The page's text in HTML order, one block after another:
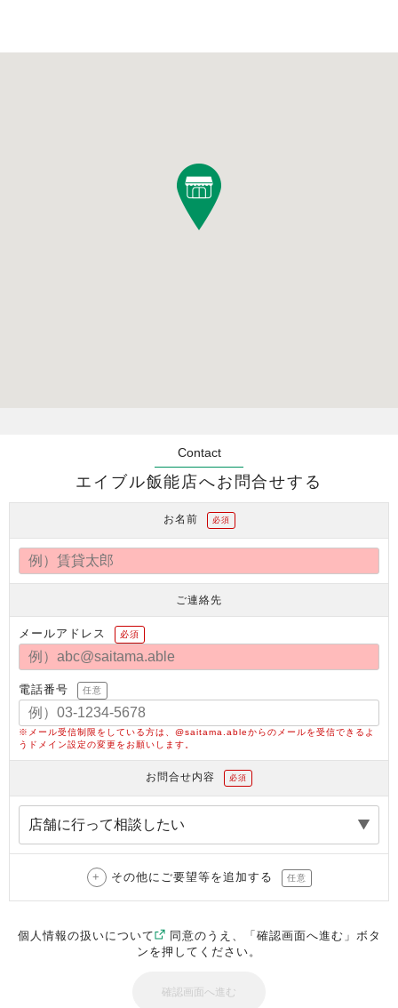
Contact
エイブル飯能店へお問合せする
お名前 必須
ご連絡先
メールアドレス 必須
電話番号 任意
※メール受信制限をしている方は、@saitama.ableからのメールを受信できるよ
うドメイン設定の変更をお願いします。
お問合せ内容 必須
その他にご要望等を追加する 任意
個人情報の扱いについて
同意のうえ、「確認画面へ進む」ボタ
ンを押してください。